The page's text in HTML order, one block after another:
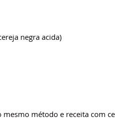
negra acida)
método e receita com